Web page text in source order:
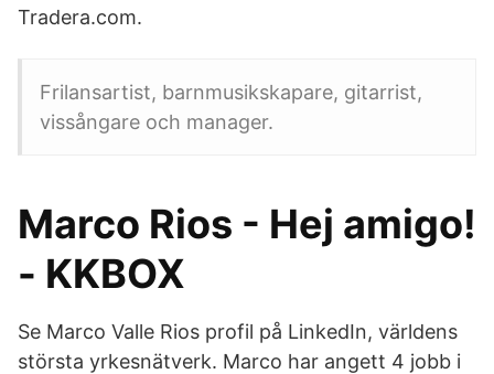
Tradera.com.
Frilansartist, barnmusikskapare, gitarrist,
vissångare och manager.
Marco Rios - Hej amigo!
- KKBOX
Se Marco Valle Rios profil på LinkedIn, världens
största yrkesnätverk. Marco har angett 4 jobb i